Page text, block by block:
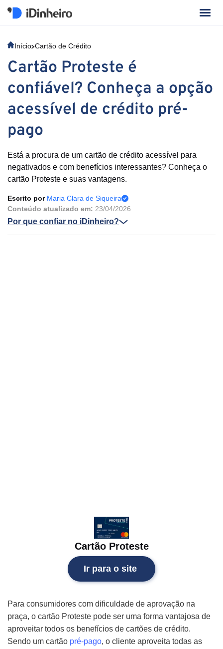
Início Cartão de Crédito
Cartão Proteste é
confiável? Conheça a opção
acessível de crédito pré-
pago
Está a procura de um cartão de crédito acessível para
negativados e com benefícios interessantes? Conheça o
cartão Proteste e suas vantagens.
Escrito por Maria Clara de Siqueira
Conteúdo atualizado em: 23/04/2026
Por que confiar no iDinheiro?
Cartão Proteste
Ir para o site
Para consumidores com dificuldade de aprovação na
praça, o cartão Proteste pode ser uma forma vantajosa de
aproveitar todos os benefícios de cartões de crédito.
Sendo um cartão pré-pago, o cliente aproveita todas as